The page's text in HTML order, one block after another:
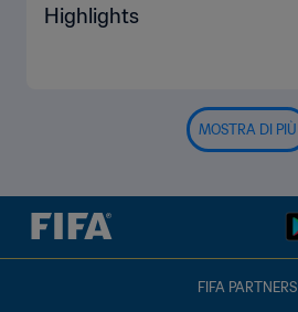
Highlights
MOSTRA DI PIÙ
FIFA PARTNERS